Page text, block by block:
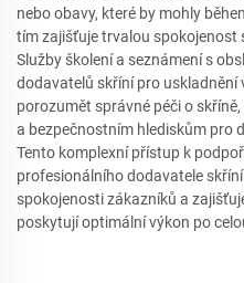
nebo obavy, které by mohly
tím zajišťuje trvalou spokojenost
Služby školení a seznámení s
dodavatelů skříní pro
porozumět správné péči o
a bezpečnostním hlediskům pro
Tento komplexní přístup k
profesionálního dodavatele
spokojenosti zákazníků a
poskytují optimální výkon po